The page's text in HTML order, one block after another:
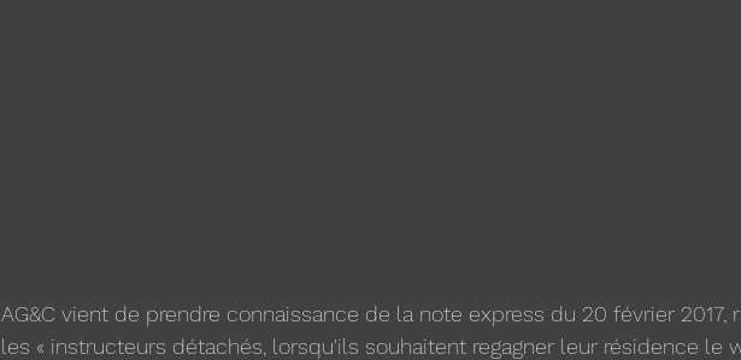
AG&C vient de prendre connaissance de la note express du 20 février 2017,
les « instructeurs détachés, lorsqu'ils souhaitent regagner leur résidence le